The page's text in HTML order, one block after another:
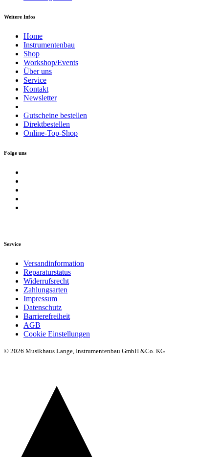
Weitere Infos
Home
Instrumentenbau
Shop
Workshop/Events
Über uns
Service
Kontakt
Newsletter
Gutscheine bestellen
Direktbestellen
Online-Top-Shop
Folge uns
Service
Versandinformation
Reparaturstatus
Widerrufsrecht
Zahlungsarten
Impressum
Datenschutz
Barrierefreiheit
AGB
Cookie Einstellungen
© 2026 Musikhaus Lange, Instrumentenbau GmbH &Co. KG